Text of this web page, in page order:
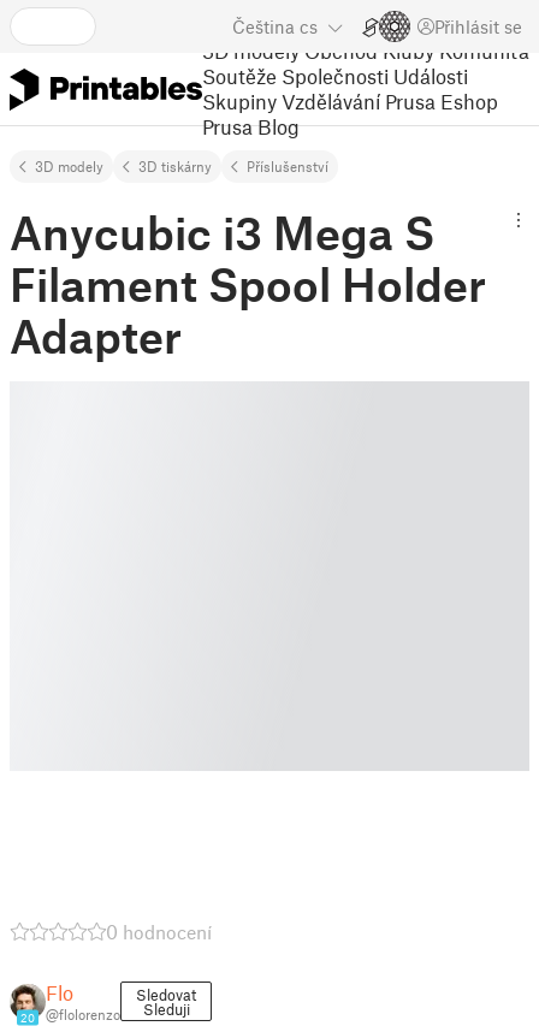
Čeština cs Přihlásit se
3D modely Obchod Kluby Komunita
Soutěže Společnosti Události
Skupiny Vzdělávání Prusa Eshop
Prusa Blog
3D modely 3D tiskárny Příslušenství
Anycubic i3 Mega S
Filament Spool Holder
Adapter
0 hodnocení
20
Flo
@flolorenzo
Sledovat
Sleduji